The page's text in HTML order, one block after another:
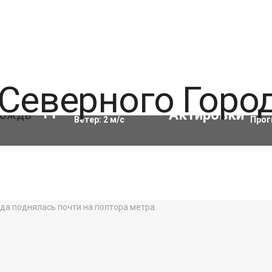
11 °C Влажность:97%
Ветер: 2м/с